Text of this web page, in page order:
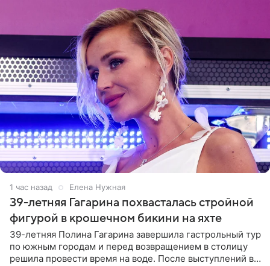
1 час назад Елена Нужная
39-летняя Гагарина похвасталась стройной
фигурой в крошечном бикини на яхте
39-летняя Полина Гагарина завершила гастрольный тур
по южным городам и перед возвращением в столицу
решила провести время на воде. После выступлений в